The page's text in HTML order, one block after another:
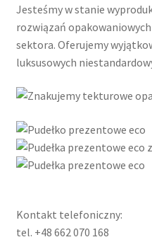
Jesteśmy w stanie
rozwiązań
sektora. Oferujemy
luksusowych
Kontakt telefoniczny:
tel. +48 662 070 168